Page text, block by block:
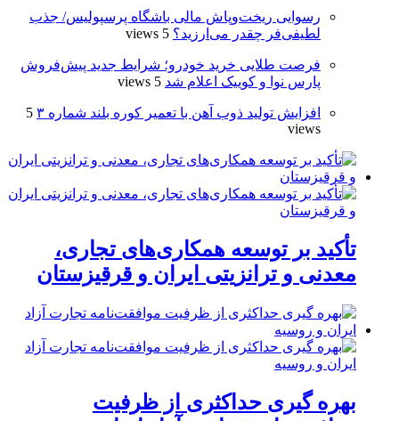
رسوایی ریخت‌وپاش مالی باشگاه پرسپولیس/ جذب
لطیفی‌فر چقدر می‌ارزید؟ 5 views
فرصت طلایی خرید خودرو؛ شرایط جدید پیش‌فروش
پارس نوا و کوییک اعلام شد 5 views
افزایش تولید ذوب آهن با تعمیر کوره بلند شماره ۳
5
views
تأکید بر توسعه همکاری‌های تجاری،
معدنی و ترانزیتی ایران و قرقیزستان
بهره گیری حداکثری از ظرفیت